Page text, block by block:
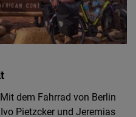
dem Fahrrad von Berlin
Pietzcker und Jeremias